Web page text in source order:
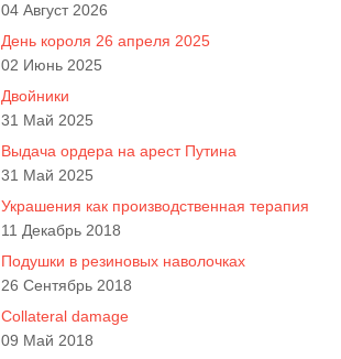
04 Август 2026
День короля 26 апреля 2025
02 Июнь 2025
Двойники
31 Май 2025
Выдача ордера на арест Путина
31 Май 2025
Украшения как производственная терапия
11 Декабрь 2018
Подушки в резиновых наволочках
26 Сентябрь 2018
Collateral damage
09 Май 2018